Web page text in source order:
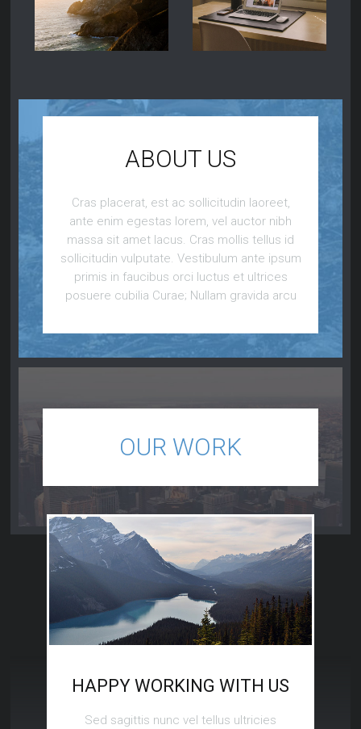
ABOUT US
Cras placerat, est ac sollicitudin laoreet,
ante enim egestas lorem, vel auctor nibh
massa sit amet lacus. Cras mollis tellus id
sollicitudin vulputate. Vestibulum ante ipsum
primis in faucibus orci luctus et ultrices
posuere cubilia Curae; Nullam gravida arcu
OUR WORK
HAPPY WORKING WITH US
Sed sagittis nunc vel tellus ultricies